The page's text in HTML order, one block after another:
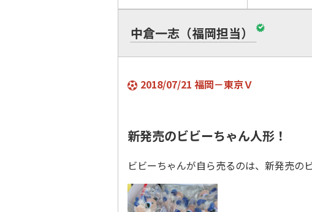
中倉一志（福岡担当）
2018/07/21 福岡－東京Ｖ
新発売のビビーちゃん人形！
ビビーちゃんが自ら売るのは、新発売の